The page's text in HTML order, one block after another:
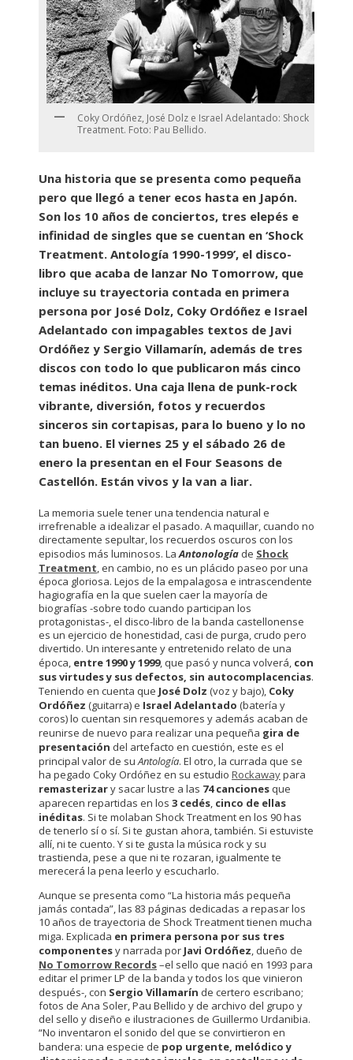
Coky Ordóñez, José Dolz e Israel Adelantado: Shock
Treatment. Foto: Pau Bellido.
Una historia que se presenta como pequeña
pero que llegó a tener ecos hasta en Japón.
Son los 10 años de conciertos, tres elepés e
infinidad de singles que se cuentan en ‘Shock
Treatment. Antología 1990-1999’, el disco-
libro que acaba de lanzar No Tomorrow, que
incluye su trayectoria contada en primera
persona por José Dolz, Coky Ordóñez e Israel
Adelantado con impagables textos de Javi
Ordóñez y Sergio Villamarín, además de tres
discos con todo lo que publicaron más cinco
temas inéditos. Una caja llena de punk-rock
vibrante, diversión, fotos y recuerdos
sinceros sin cortapisas, para lo bueno y lo no
tan bueno. El viernes 25 y el sábado 26 de
enero la presentan en el Four Seasons de
Castellón. Están vivos y la van a liar.
La memoria suele tener una tendencia natural e
irrefrenable a idealizar el pasado. A maquillar, cuando no
directamente sepultar, los recuerdos oscuros con los
episodios más luminosos. LaAntonología de Shock
Treatment, en cambio, no es un plácido paseo por una
época gloriosa. Lejos de la empalagosa e intrascendente
hagiografía en la que suelen caer la mayoría de
biografías -sobre todo cuando participan los
protagonistas-, el disco-libro de la banda castellonense
es un ejercicio de honestidad, casi de purga, crudo pero
divertido. Un interesante y entretenido relato de una
época, entre 1990 y 1999, que pasó y nunca volverá, con
sus virtudes y sus defectos, sin autocomplacencias.
Teniendo en cuenta que José Dolz (voz y bajo), Coky
Ordóñez (guitarra) e Israel Adelantado (batería y
coros) lo cuentan sin resquemores y además acaban de
reunirse de nuevo para realizar una pequeña gira de
presentación del artefacto en cuestión, este es el
principal valor de suAntología. El otro, la currada que se
ha pegado Coky Ordóñez en su estudio Rockawaypara
remasterizary sacar lustre a las 74 canciones que
aparecen repartidas en los 3 cedés, cinco de ellas
inéditas. Si te molaban Shock Treatment en los 90 has
de tenerlo sí o sí. Si te gustan ahora, también. Si estuviste
allí, ni te cuento. Y si te gusta la música rock y su
trastienda, pese a que ni te rozaran, igualmente te
merecerá la pena leerlo y escucharlo.
Aunque se presenta como “La historia más pequeña
jamás contada”, las 83 páginas dedicadas a repasar los
10 años de trayectoria de Shock Treatment tienen mucha
miga. Explicada en primera persona por sus tres
componentesy narrada por Javi Ordóñez, dueño de
No Tomorrow Records–el sello que nació en 1993 para
editar el primer LP de la banda y todos los que vinieron
después-, con Sergio Villamarín de certero escribano;
fotos de Ana Soler, Pau Bellido y de archivo del grupo y
del sello y diseño e ilustraciones de Guillermo Urdanibia.
“No inventaron el sonido del que se convirtieron en
bandera: una especie de pop urgente, melódico y